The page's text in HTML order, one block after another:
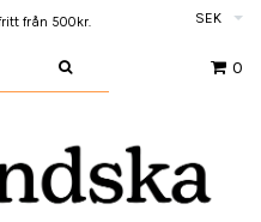
från 500kr. SEK
0